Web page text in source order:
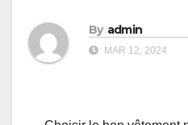
By admin
MAR 12, 2024